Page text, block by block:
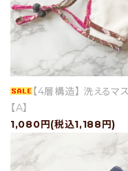
【4層構造】 洗えるマ
【A】
1,080円(税込1,188円)